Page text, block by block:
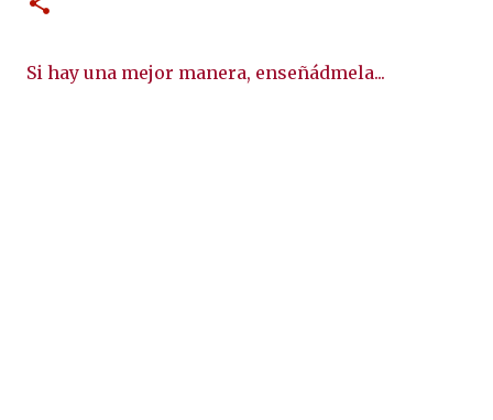
Si hay una mejor manera, enseñádmela...